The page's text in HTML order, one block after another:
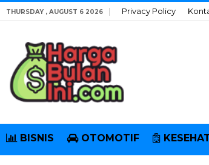
THURSDAY , AUGUST 6 2026 Privacy Policy
BISNIS OTOMOTIF